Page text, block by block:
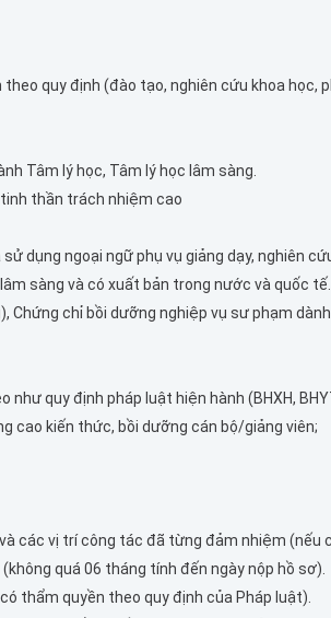
quy định (đào tạo, nghiên cứu khoa học,
Tâm lý học, Tâm lý học lâm sàng.
thần trách nhiệm cao
dụng ngoại ngữ phụ vụ giảng dạy, nghiên
sàng và có xuất bản trong nước và quốc tế.
Chứng chỉ bồi dưỡng nghiệp vụ sư phạm
quy định pháp luật hiện hành (BHXH,
cao kiến thức, bồi dưỡng cán bộ/giảng viên;
các vị trí công tác đã từng đảm nhiệm (nếu
quá 06 tháng tính đến ngày nộp hồ sơ).
thẩm quyền theo quy định của Pháp luật).